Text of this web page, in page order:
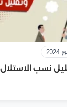
نسب الاستلال